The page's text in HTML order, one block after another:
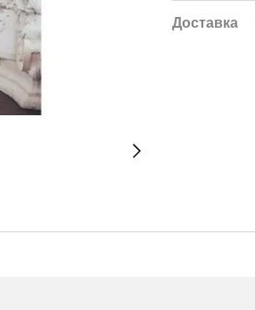
Доставка